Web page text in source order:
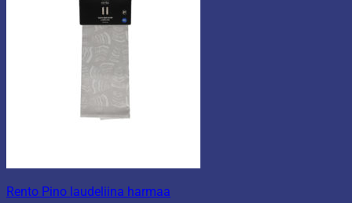
Rento Pino laudeliina harmaa